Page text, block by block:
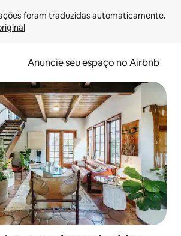
Anuncie seu espaço no Airbnb